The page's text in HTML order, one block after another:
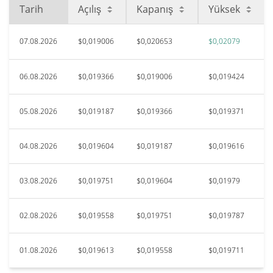
Tarih Açılış Kapanış Yüksek
07.08.2026 $0,019006 $0,020653 $0,02079
06.08.2026 $0,019366 $0,019006 $0,019424
05.08.2026 $0,019187 $0,019366 $0,019371
04.08.2026 $0,019604 $0,019187 $0,019616
03.08.2026 $0,019751 $0,019604 $0,01979
02.08.2026 $0,019558 $0,019751 $0,019787
01.08.2026 $0,019613 $0,019558 $0,019711